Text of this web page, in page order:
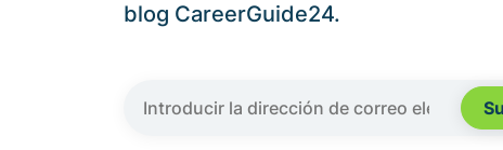
blog CareerGuide24.